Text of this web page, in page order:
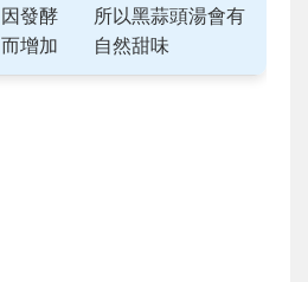
因發酵
而增加
所以黑蒜頭湯會有
自然甜味